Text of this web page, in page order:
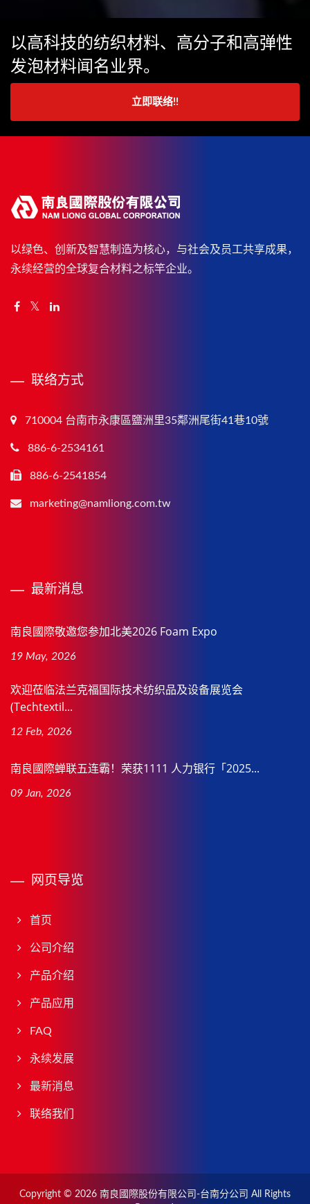
以高科技的纺织材料、高分子和高弹性
发泡材料闻名业界。
立即联络!!
以绿色、创新及智慧制造为核心，与社会及员工共享成果，
永续经营的全球复合材料之标竿企业。
联络方式
710004 台南市永康區鹽洲里35鄰洲尾街41巷10號
886-6-2534161
886-6-2541854
marketing@namliong.com.tw
最新消息
南良國際敬邀您参加北美2026 Foam Expo
19 May, 2026
欢迎莅临法兰克福国际技术纺织品及设备展览会
(Techtextil...
12 Feb, 2026
南良國際蝉联五连霸！荣获1111 人力银行「2025...
09 Jan, 2026
网页导览
首页
公司介绍
产品介绍
产品应用
FAQ
永续发展
最新消息
联络我们
Copyright © 2026 南良國際股份有限公司-台南分公司 All Rights